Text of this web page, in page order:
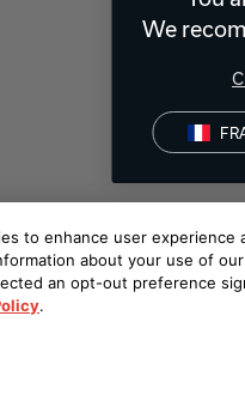
We
to enhance user experience
about your use of
an opt-out preference
.